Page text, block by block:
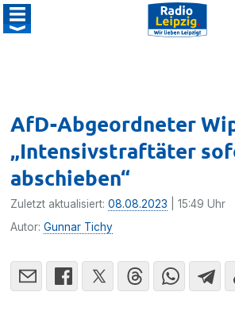
AfD-Abgeordneter
„Intensivstraftäter
abschieben“
Zuletzt aktualisiert:08.08.2023 | 15:49 Uhr
Autor:Gunnar Tichy